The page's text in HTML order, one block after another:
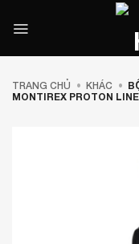
qua
TRANG CHỦ • KHÁC •
MONTIREX PROTON